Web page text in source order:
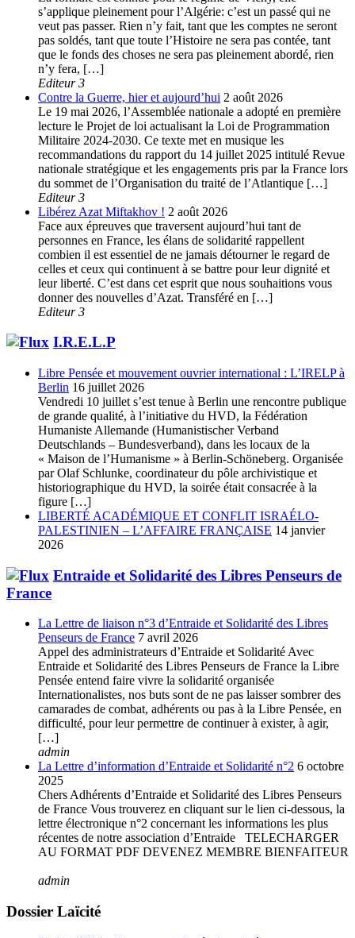
s’applique pleinement pour l’Algérie: c’est un passé qui ne
veut pas passer. Rien n’y fait, tant que les comptes ne seront
pas soldés, tant que toute l’Histoire ne sera pas contée, tant
que le fonds des choses ne sera pas pleinement abordé, rien
n’y fera, […]
Editeur 3
Contre la Guerre, hier et aujourd’hui 2 août 2026
Le 19 mai 2026, l’Assemblée nationale a adopté en première
lecture le Projet de loi actualisant la Loi de Programmation
Militaire 2024-2030. Ce texte met en musique les
recommandations du rapport du 14 juillet 2025 intitulé Revue
nationale stratégique et les engagements pris par la France lors
du sommet de l’Organisation du traité de l’Atlantique […]
Editeur 3
Libérez Azat Miftakhov ! 2 août 2026
Face aux épreuves que traversent aujourd’hui tant de
personnes en France, les élans de solidarité rappellent
combien il est essentiel de ne jamais détourner le regard de
celles et ceux qui continuent à se battre pour leur dignité et
leur liberté. C’est dans cet esprit que nous souhaitions vous
donner des nouvelles d’Azat. Transféré en […]
Editeur 3
I.R.E.L.P
Libre Pensée et mouvement ouvrier international : L’IRELP à
Berlin 16 juillet 2026
Vendredi 10 juillet s’est tenue à Berlin une rencontre publique
de grande qualité, à l’initiative du HVD, la Fédération
Humaniste Allemande (Humanistischer Verband
Deutschlands – Bundesverband), dans les locaux de la
« Maison de l’Humanisme » à Berlin-Schöneberg. Organisée
par Olaf Schlunke, coordinateur du pôle archivistique et
historiographique du HVD, la soirée était consacrée à la
figure […]
LIBERTÉ ACADÉMIQUE ET CONFLIT ISRAÉLO-
PALESTINIEN – L’AFFAIRE FRANÇAISE 14 janvier
2026
Entraide et Solidarité des Libres Penseurs de
France
La Lettre de liaison n°3 d’Entraide et Solidarité des Libres
Penseurs de France 7 avril 2026
Appel des administrateurs d’Entraide et Solidarité Avec
Entraide et Solidarité des Libres Penseurs de France la Libre
Pensée entend faire vivre la solidarité organisée
Internationalistes, nos buts sont de ne pas laisser sombrer des
camarades de combat, adhérents ou pas à la Libre Pensée, en
difficulté, pour leur permettre de continuer à exister, à agir,
[…]
admin
La Lettre d’information d’Entraide et Solidarité n°2 6 octobre
2025
Chers Adhérents d’Entraide et Solidarité des Libres Penseurs
de France Vous trouverez en cliquant sur le lien ci-dessous, la
lettre électronique n°2 concernant les informations les plus
récentes de notre association d’Entraide TELECHARGER
AU FORMAT PDF DEVENEZ MEMBRE BIENFAITEUR
admin
Dossier Laïcité